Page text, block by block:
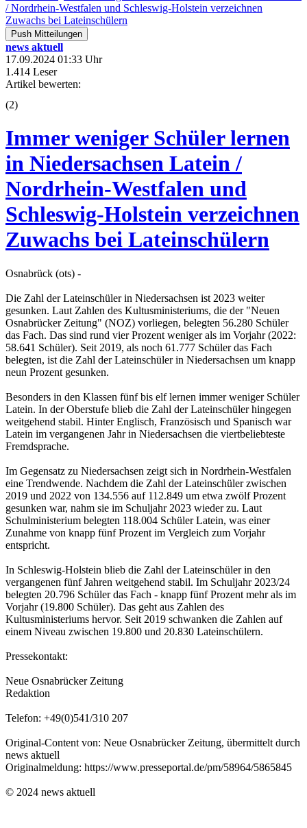
/ Nordrhein-Westfalen und Schleswig-Holstein verzeichnen
Zuwachs bei Lateinschülern
Push Mitteilungen
news aktuell
17.09.2024 01:33 Uhr
1.414 Leser
Artikel bewerten:
(2)
Immer weniger Schüler lernen
in Niedersachsen Latein /
Nordrhein-Westfalen und
Schleswig-Holstein verzeichnen
Zuwachs bei Lateinschülern
Osnabrück (ots) -
Die Zahl der Lateinschüler in Niedersachsen ist 2023 weiter
gesunken. Laut Zahlen des Kultusministeriums, die der "Neuen
Osnabrücker Zeitung" (NOZ) vorliegen, belegten 56.280 Schüler
das Fach. Das sind rund vier Prozent weniger als im Vorjahr (2022:
58.641 Schüler). Seit 2019, als noch 61.777 Schüler das Fach
belegten, ist die Zahl der Lateinschüler in Niedersachsen um knapp
neun Prozent gesunken.
Besonders in den Klassen fünf bis elf lernen immer weniger Schüler
Latein. In der Oberstufe blieb die Zahl der Lateinschüler hingegen
weitgehend stabil. Hinter Englisch, Französisch und Spanisch war
Latein im vergangenen Jahr in Niedersachsen die viertbeliebteste
Fremdsprache.
Im Gegensatz zu Niedersachsen zeigt sich in Nordrhein-Westfalen
eine Trendwende. Nachdem die Zahl der Lateinschüler zwischen
2019 und 2022 von 134.556 auf 112.849 um etwa zwölf Prozent
gesunken war, nahm sie im Schuljahr 2023 wieder zu. Laut
Schulministerium belegten 118.004 Schüler Latein, was einer
Zunahme von knapp fünf Prozent im Vergleich zum Vorjahr
entspricht.
In Schleswig-Holstein blieb die Zahl der Lateinschüler in den
vergangenen fünf Jahren weitgehend stabil. Im Schuljahr 2023/24
belegten 20.796 Schüler das Fach - knapp fünf Prozent mehr als im
Vorjahr (19.800 Schüler). Das geht aus Zahlen des
Kultusministeriums hervor. Seit 2019 schwanken die Zahlen auf
einem Niveau zwischen 19.800 und 20.830 Lateinschülern.
Pressekontakt:
Neue Osnabrücker Zeitung
Redaktion
Telefon: +49(0)541/310 207
Original-Content von: Neue Osnabrücker Zeitung, übermittelt durch
news aktuell
Originalmeldung: https://www.presseportal.de/pm/58964/5865845
© 2024 news aktuell